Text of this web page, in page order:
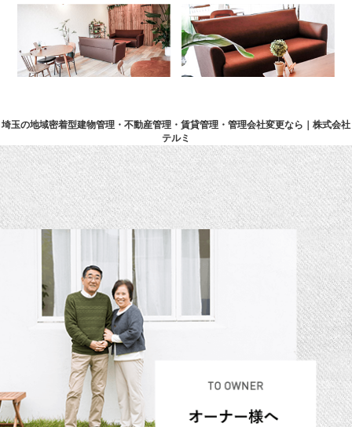
埼玉の地域密着型建物管理・不動産管理・賃貸管理・管理会社変更なら｜株式会社
テルミ